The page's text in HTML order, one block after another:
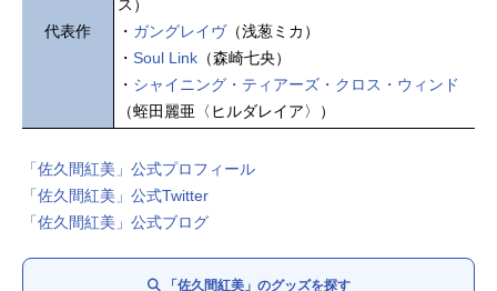
代表作
ス）
・ ガングレイヴ（浅葱ミカ）
・ Soul Link （森崎七央）
・ シャイニング・ティアーズ・クロス・ウィンド
（蛭田麗亜〈ヒルダレイア〉）
「佐久間紅美」公式プロフィール
「佐久間紅美」公式Twitter
「佐久間紅美」公式ブログ
「佐久間紅美」のグッズを探す